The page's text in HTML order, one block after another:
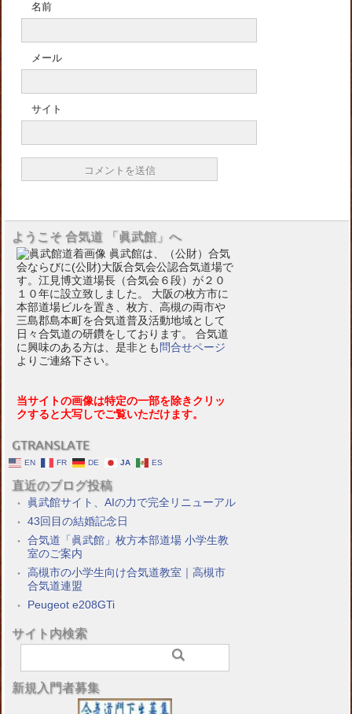
名前
メール
サイト
ようこそ 合気道 「眞武館」へ
眞武館は、（公財）合気
会ならびに(公財)大阪合気会公認合気道場で
す。江見博文道場長（合気会６段）が２０
１０年に設立致しました。 大阪の枚方市に
本部道場ビルを置き、枚方、高槻の両市や
三島郡島本町を合気道普及活動地域として
日々合気道の研鑽をしております。 合気道
に興味のある方は、是非とも 問合せページ
よりご連絡下さい。
当サイトの画像は特定の一部を除きクリッ
クすると大写しでご覧いただけます。
GTRANSLATE
EN FR DE JA ES
直近のブログ投稿
眞武館サイト、AIの力で完全リニューアル
43回目の結婚記念日
合気道「眞武館」枚方本部道場 小学生教
室のご案内
高槻市の小学生向け合気道教室｜高槻市
合気道連盟
Peugeot e208GTi
サイト内検索
新規入門者募集